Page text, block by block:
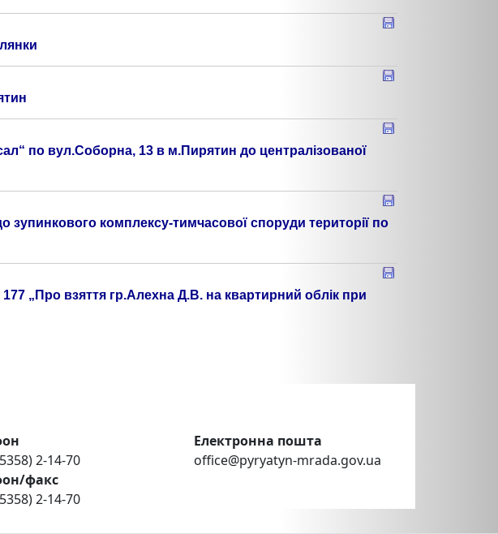
по вул.Соборна, 13 в м.Пирятин до централізованої
комплексу-тимчасової споруди території по
„Про взяття гр.Алехна Д.В. на квартирний облік при
2-14-70
факс
2-14-70
Електронна пошта
office@pyryatyn-mrada.gov.ua